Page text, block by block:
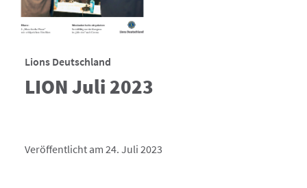
Lions Deutschland
LION Juli 2023
Veröffentlicht am 24. Juli 2023